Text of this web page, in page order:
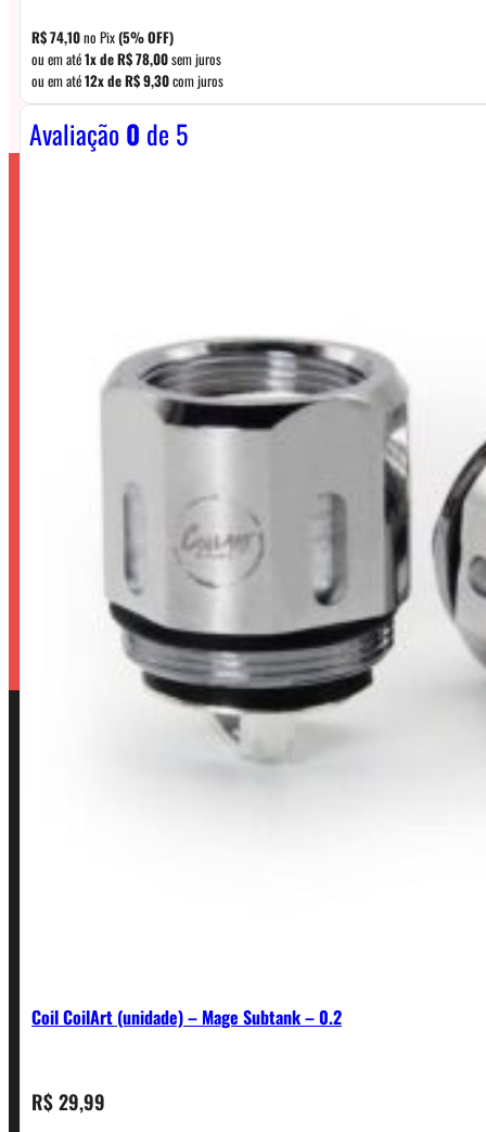
R$74,10no Pix(5% OFF)
ou em até1x deR$78,00sem juros
ou em até12x deR$9,30com juros
Avaliação0 de 5
Coil CoilArt (unidade) – Mage Subtank – 0.2
R$29,99
CONTATO